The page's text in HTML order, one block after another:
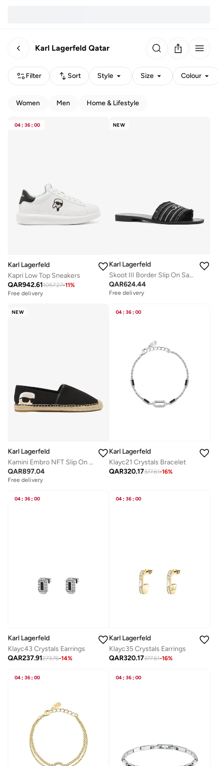
Karl Lagerfeld Qatar
Filter Sort Style Size Colour
Women Men Home & Lifestyle
04 : 36 : 00
Karl Lagerfeld
Kapri Low Top Sneakers
QAR942.611057.27-11%
Free delivery
NEW
Karl Lagerfeld
Skoot III Border Slip On Sandals
QAR624.44
Free delivery
NEW
Karl Lagerfeld
Kamini Embro NFT Slip On Shoes
QAR897.04
Free delivery
04 : 36 : 00
Karl Lagerfeld
Klayc21 Crystals Bracelet
QAR320.17377.61-16%
04 : 36 : 00
Karl Lagerfeld
Klayc43 Crystals Earrings
QAR237.91273.76-14%
04 : 36 : 00
Karl Lagerfeld
Klayc35 Crystals Earrings
QAR320.17377.61-16%
04 : 36 : 00 04 : 36 : 00